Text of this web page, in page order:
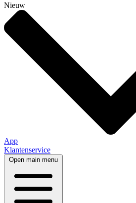
Nieuw
App
Klantenservice
Open main menu